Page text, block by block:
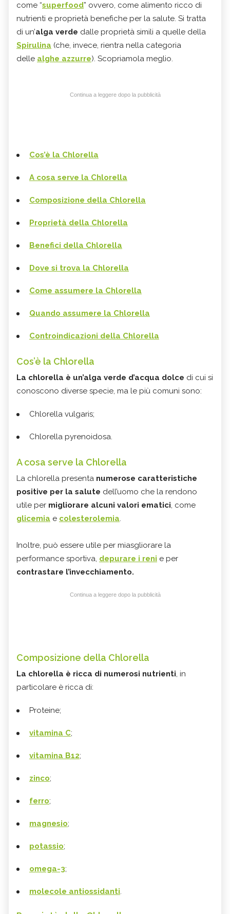
come “superfood” ovvero, come alimento ricco di
nutrienti e proprietà benefiche per la salute. Si tratta
di un’alga verde dalle proprietà simili a quelle della
Spirulina (che, invece, rientra nella categoria
delle alghe azzurre). Scopriamola meglio.
Continua a leggere dopo la pubblicità
Cos’è la Chlorella
A cosa serve la Chlorella
Composizione della Chlorella
Proprietà della Chlorella
Benefici della Chlorella
Dove si trova la Chlorella
Come assumere la Chlorella
Quando assumere la Chlorella
Controindicazioni della Chlorella
Cos’è la Chlorella
La chlorella è un’alga verde d’acqua dolce di cui si
conoscono diverse specie, ma le più comuni sono:
Chlorella vulgaris;
Chlorella pyrenoidosa.
A cosa serve la Chlorella
La chlorella presenta numerose caratteristiche
positive per la salute dell’uomo che la rendono
utile per migliorare alcuni valori ematici, come
glicemia e colesterolemia.
Inoltre, può essere utile per miasgliorare la
performance sportiva, depurare i reni e per
contrastare l’invecchiamento.
Continua a leggere dopo la pubblicità
Composizione della Chlorella
La chlorella è ricca di numerosi nutrienti, in
particolare è ricca di:
Proteine;
vitamina C;
vitamina B12;
zinco;
ferro;
magnesio;
potassio;
omega-3;
molecole antiossidanti.